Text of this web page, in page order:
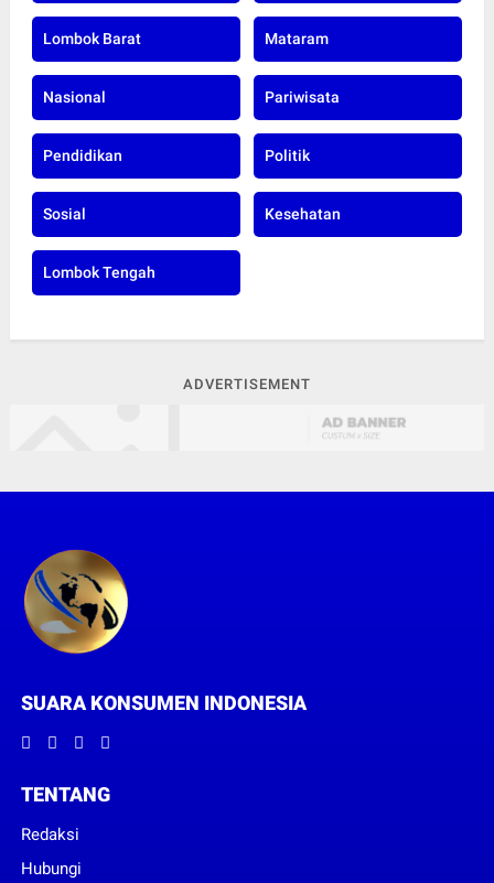
Lombok Barat Mataram
Nasional Pariwisata
Pendidikan Politik
Sosial Kesehatan
Lombok Tengah
ADVERTISEMENT
SUARA KONSUMEN INDONESIA
TENTANG
Redaksi
Hubungi